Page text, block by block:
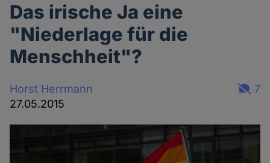
Das irische Ja eine
"Niederlage für die
Menschheit"?
Horst Herrmann
27.05.2015
7